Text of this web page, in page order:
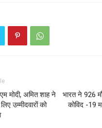
मोदी, अमित शाह ने
उम्मीदवारों को
भारत ने 926
कोविद -19